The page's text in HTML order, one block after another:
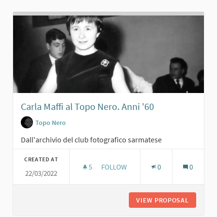
Carla Maffi al Topo Nero. Anni '60
Topo Nero
Dall'archivio del club fotografico sarmatese
CREATED AT
22/03/2022
5 5 FOLLOWERS
FOLLOW 0 0
VIEW PROPOSAL